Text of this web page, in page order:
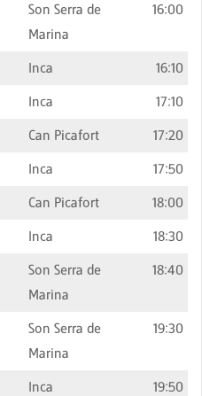
Son Serra de
Marina
16:00
Inca
16:10
Inca
17:10
Can Picafort
17:20
Inca
17:50
Can Picafort
18:00
Inca 18:30
Son Serra de
Marina
18:40
Son Serra de
Marina
19:30
Inca
19:50